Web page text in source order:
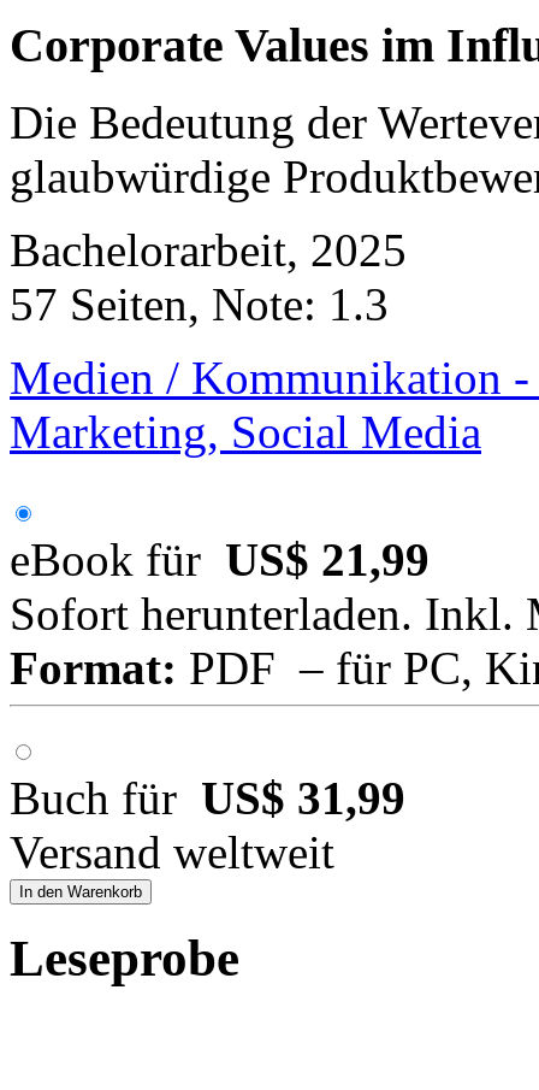
Corporate Values im
Die Bedeutung der
glaubwürdige
Bachelorarbeit, 2025
57 Seiten, Note: 1.3
Medien / Kommunikation
Marketing, Social Media
eBook für US$ 21,99
Sofort herunterladen. Inkl.
Format: PDF – für PC,
Buch für US$ 31,99
Versand weltweit
In den Warenkorb
Leseprobe